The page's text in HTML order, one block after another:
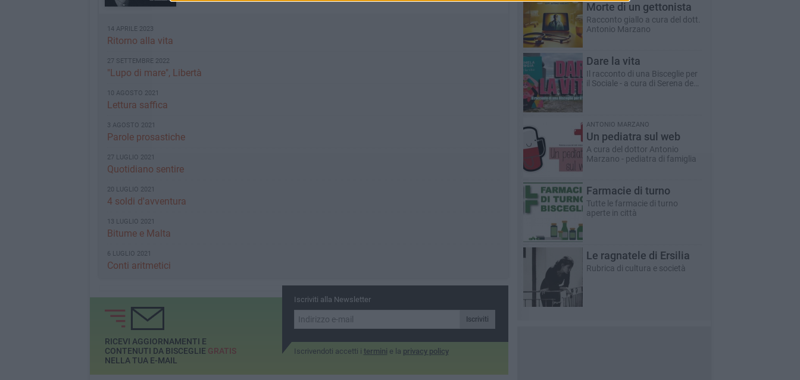
14 APRILE 2023
Ritorno alla vita
27 SETTEMBRE 2022
"Lupo di mare", Libertà
10 AGOSTO 2021
Lettura saffica
3 AGOSTO 2021
Parole prosastiche
27 LUGLIO 2021
Quotidiano sentire
20 LUGLIO 2021
4 soldi d'avventura
13 LUGLIO 2021
Bitume e Malta
6 LUGLIO 2021
Conti aritmetici
Iscriviti alla Newsletter
Iscriviti
Iscrivendoti accetti i termini e la privacy policy
RICEVI AGGIORNAMENTI E
CONTENUTI DA BISCEGLIE GRATIS
NELLA TUA E-MAIL
Morte di un gettonista
Racconto giallo a cura del dott.
Antonio Marzano
Dare la vita
Il racconto di una Bisceglie per
il Sociale - a cura di Serena de
ANTONIO MARZANO
Un pediatra sul web
A cura del dottor Antonio
Marzano - pediatra di famiglia
Farmacie di turno
Tutte le farmacie di turno
aperte in città
Le ragnatele di Ersilia
Rubrica di cultura e società